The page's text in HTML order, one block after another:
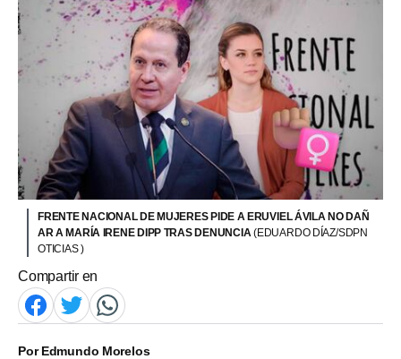
FRENTE NACIONAL DE MUJERES PIDE A ERUVIEL ÁVILA NO DAÑ
AR A MARÍA IRENE DIPP TRAS DENUNCIA(EDUARDO DÍAZ/SDPN
OTICIAS )
Compartir en
PorEdmundo Morelos